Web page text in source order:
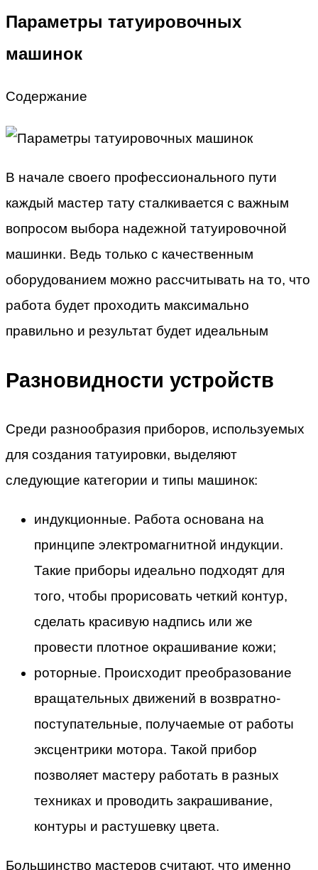
Параметры татуировочных
машинок
Содержание
В начале своего профессионального пути
каждый мастер тату сталкивается с важным
вопросом выбора надежной татуировочной
машинки. Ведь только с качественным
оборудованием можно рассчитывать на то, что
работа будет проходить максимально
правильно и результат будет идеальным
Разновидности устройств
Среди разнообразия приборов, используемых
для создания татуировки, выделяют
следующие категории и типы машинок:
индукционные. Работа основана на
принципе электромагнитной индукции.
Такие приборы идеально подходят для
того, чтобы прорисовать четкий контур,
сделать красивую надпись или же
провести плотное окрашивание кожи;
роторные. Происходит преобразование
вращательных движений в возвратно-
поступательные, получаемые от работы
эксцентрики мотора. Такой прибор
позволяет мастеру работать в разных
техниках и проводить закрашивание,
контуры и растушевку цвета.
Большинство мастеров считают, что именно